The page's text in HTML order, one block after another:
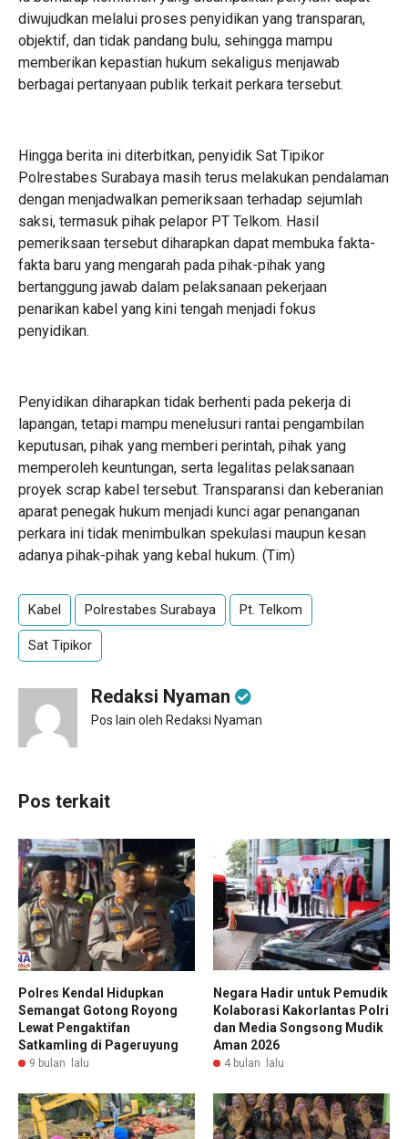
diwujudkan melalui proses penyidikan yang transparan,
objektif, dan tidak pandang bulu, sehingga mampu
memberikan kepastian hukum sekaligus menjawab
berbagai pertanyaan publik terkait perkara tersebut.
Hingga berita ini diterbitkan, penyidik Sat Tipikor
Polrestabes Surabaya masih terus melakukan pendalaman
dengan menjadwalkan pemeriksaan terhadap sejumlah
saksi, termasuk pihak pelapor PT Telkom. Hasil
pemeriksaan tersebut diharapkan dapat membuka fakta-
fakta baru yang mengarah pada pihak-pihak yang
bertanggung jawab dalam pelaksanaan pekerjaan
penarikan kabel yang kini tengah menjadi fokus
penyidikan.
Penyidikan diharapkan tidak berhenti pada pekerja di
lapangan, tetapi mampu menelusuri rantai pengambilan
keputusan, pihak yang memberi perintah, pihak yang
memperoleh keuntungan, serta legalitas pelaksanaan
proyek scrap kabel tersebut. Transparansi dan keberanian
aparat penegak hukum menjadi kunci agar penanganan
perkara ini tidak menimbulkan spekulasi maupun kesan
adanya pihak-pihak yang kebal hukum. (Tim)
Kabel Polrestabes Surabaya Pt. Telkom
Sat Tipikor
Redaksi Nyaman
Pos lain oleh Redaksi Nyaman
Pos terkait
Polres Kendal Hidupkan
Semangat Gotong Royong
Lewat Pengaktifan
Satkamling di Pageruyung
9 bulan lalu
Negara Hadir untuk Pemudik
Kolaborasi Kakorlantas Polri
dan Media Songsong Mudik
Aman 2026
4 bulan lalu